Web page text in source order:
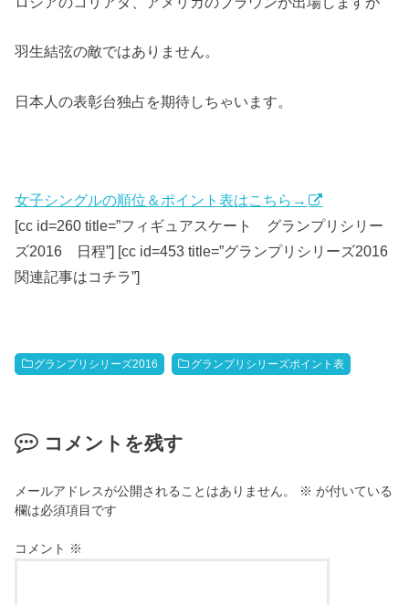
羽生結弦の敵ではありません。
日本人の表彰台独占を期待しちゃいます。
女子シングルの順位＆ポイント表はこちら→
[cc id=260 title=”フィギュアスケート グランプリシリー
ズ2016 日程”] [cc id=453 title=”グランプリシリーズ2016
関連記事はコチラ”]
グランプリシリーズ2016 グランプリシリーズポイント表
コメントを残す
メールアドレスが公開されることはありません。 ※ が付いている
欄は必須項目です
コメント ※